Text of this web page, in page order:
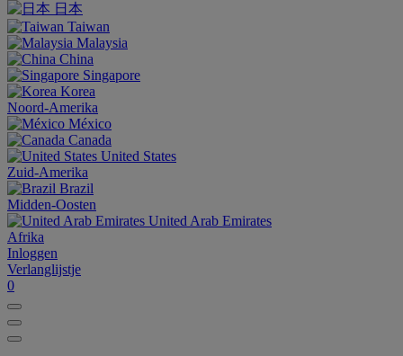
日本
Taiwan
Malaysia
China
Singapore
Korea
Noord-Amerika
México
Canada
United States
Zuid-Amerika
Brazil
Midden-Oosten
United Arab Emirates
Afrika
Inloggen
Verlanglijstje
0